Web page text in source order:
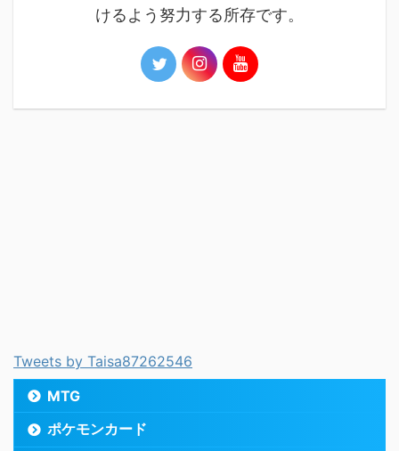
けるよう努力する所存です。
Tweets by Taisa87262546
MTG
ポケモンカード